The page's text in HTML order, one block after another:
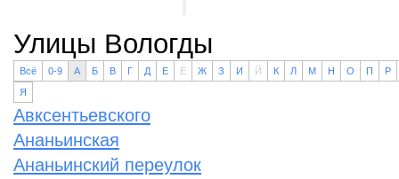
Улицы Вологды
Всё 0-9 А Б В Г Д Е Ё Ж З И Й К Л М Н О П
Р
Я
Авксентьевского
Ананьинская
Ананьинский переулок